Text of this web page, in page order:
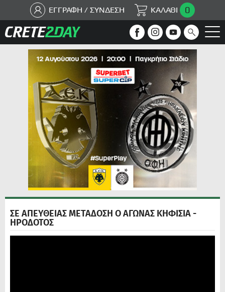
ΕΓΓΡΑΦΗ / ΣΥΝΔΕΣΗ ΚΑΛΑΘΙ 0
ΣΕ ΑΠΕΥΘΕΙΑΣ ΜΕΤΑΔΟΣΗ Ο ΑΓΩΝΑΣ ΚΗΦΙΣΙΑ -
ΗΡΟΔΟΤΟΣ